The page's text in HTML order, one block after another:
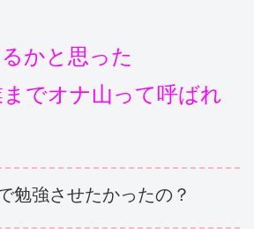
かと思った
でオナ山って呼ばれ
勉強させたかったの？